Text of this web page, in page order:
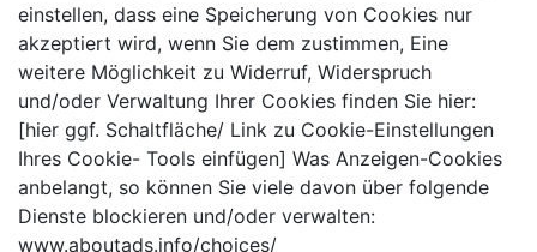
einstellen, dass eine Speicherung von Cookies nur
akzeptiert wird, wenn Sie dem zustimmen, Eine
weitere Möglichkeit zu Widerruf, Widerspruch
und/oder Verwaltung Ihrer Cookies finden Sie hier:
[hier ggf. Schaltfläche/ Link zu Cookie-Einstellungen
Ihres Cookie- Tools einfügen] Was Anzeigen-Cookies
anbelangt, so können Sie viele davon über folgende
Dienste blockieren und/oder verwalten:
www.aboutads.info/choices/